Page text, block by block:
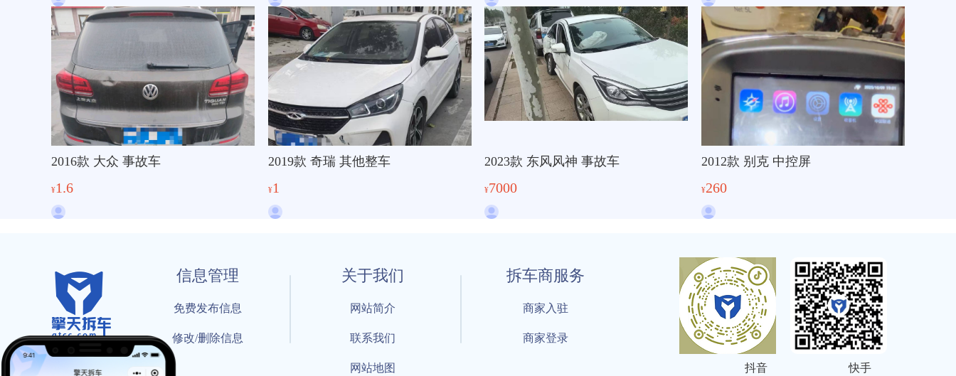
2016款 大众 事故车
¥1.6
2019款 奇瑞 其他整车
¥1
2023款 东风风神 事故车
¥7000
2012款 别克 中控屏
¥260
信息管理
免费发布信息
修改/删除信息
关于我们
网站简介
联系我们
网站地图
拆车商服务
商家入驻
商家登录
抖音 快手